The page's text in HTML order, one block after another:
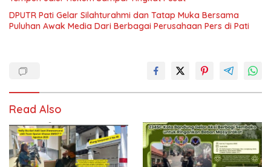
DPUTR Pati Gelar Silahturahmi dan Tatap Muka Bersama
Puluhan Awak Media Dari Berbagai Perusahaan Pers di Pati
Read Also